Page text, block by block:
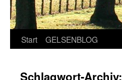
Start GELSENBLOG
Schlagwort-Archiv: